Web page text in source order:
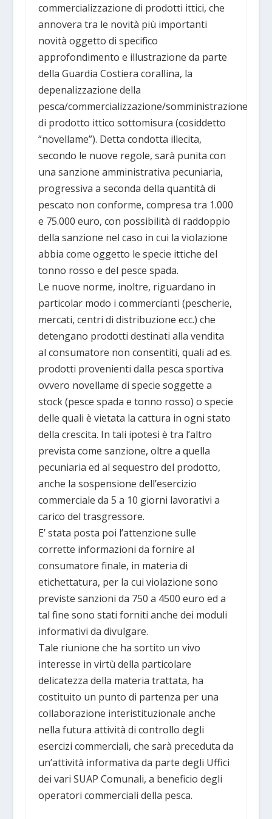
commercializzazione di prodotti ittici, che
annovera tra le novità più importanti
novità oggetto di specifico
approfondimento e illustrazione da parte
della Guardia Costiera corallina, la
depenalizzazione della
pesca/commercializzazione/somministrazione
di prodotto ittico sottomisura (cosiddetto
“novellame”). Detta condotta illecita,
secondo le nuove regole, sarà punita con
una sanzione amministrativa pecuniaria,
progressiva a seconda della quantità di
pescato non conforme, compresa tra 1.000
e 75.000 euro, con possibilità di raddoppio
della sanzione nel caso in cui la violazione
abbia come oggetto le specie ittiche del
tonno rosso e del pesce spada.
Le nuove norme, inoltre, riguardano in
particolar modo i commercianti (pescherie,
mercati, centri di distribuzione ecc.) che
detengano prodotti destinati alla vendita
al consumatore non consentiti, quali ad es.
prodotti provenienti dalla pesca sportiva
ovvero novellame di specie soggette a
stock (pesce spada e tonno rosso) o specie
delle quali è vietata la cattura in ogni stato
della crescita. In tali ipotesi è tra l’altro
prevista come sanzione, oltre a quella
pecuniaria ed al sequestro del prodotto,
anche la sospensione dell’esercizio
commerciale da 5 a 10 giorni lavorativi a
carico del trasgressore.
E’ stata posta poi l’attenzione sulle
corrette informazioni da fornire al
consumatore finale, in materia di
etichettatura, per la cui violazione sono
previste sanzioni da 750 a 4500 euro ed a
tal fine sono stati forniti anche dei moduli
informativi da divulgare.
Tale riunione che ha sortito un vivo
interesse in virtù della particolare
delicatezza della materia trattata, ha
costituito un punto di partenza per una
collaborazione interistituzionale anche
nella futura attività di controllo degli
esercizi commerciali, che sarà preceduta da
un’attività informativa da parte degli Uffici
dei vari SUAP Comunali, a beneficio degli
operatori commerciali della pesca.